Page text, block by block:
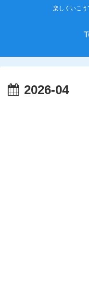
楽しくいこ
2026-04